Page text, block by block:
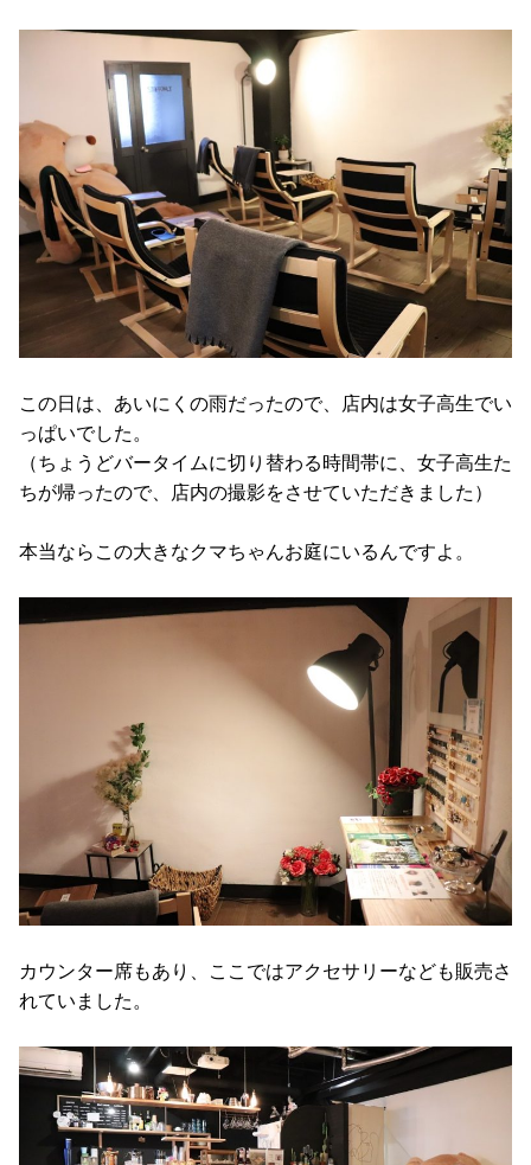
この日は、あいにくの雨だったので、店内は女子高生でい
っぱいでした。
（ちょうどバータイムに切り替わる時間帯に、女子高生た
ちが帰ったので、店内の撮影をさせていただきました）
本当ならこの大きなクマちゃんお庭にいるんですよ。
カウンター席もあり、ここではアクセサリーなども販売さ
れていました。